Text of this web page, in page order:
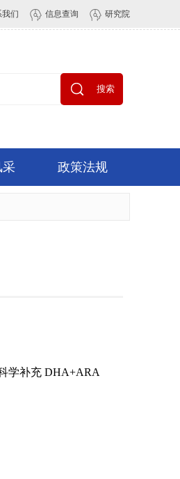
我们 信息查询 研究院
搜索
采 政策法规
学补充 DHA+ARA